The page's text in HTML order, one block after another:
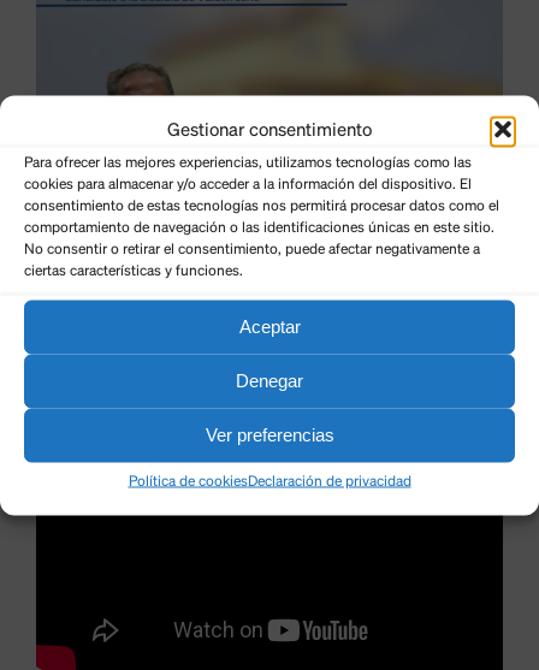
Gestionar consentimiento
Para ofrecer las mejores experiencias, utilizamos tecnologías como las
cookies para almacenar y/o acceder a la información del dispositivo. El
consentimiento de estas tecnologías nos permitirá procesar datos como el
comportamiento de navegación o las identificaciones únicas en este sitio.
No consentir o retirar el consentimiento, puede afectar negativamente a
ciertas características y funciones.
Aceptar
Denegar
Ver preferencias
Política de cookiesDeclaración de privacidad